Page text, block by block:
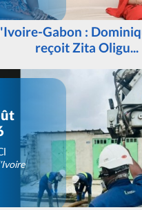
Gabon :
reçoit Zita Oligu...